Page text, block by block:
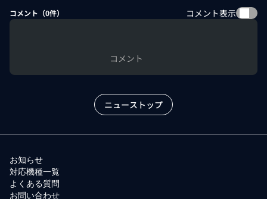
コメント（0件） コメント表示
コメント
ニューストップ
お知らせ
対応機種一覧
よくある質問
お問い合わせ